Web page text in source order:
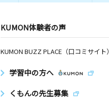
KUMON体験者の声
KUMON BUZZ PLACE（口コミサイト）
学習中の方へ
くもんの先生募集